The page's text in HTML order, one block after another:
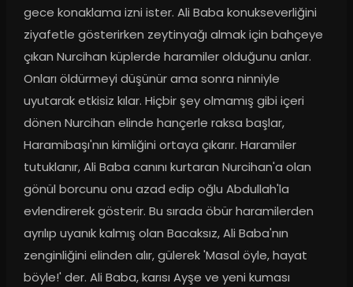
gece konaklama izni ister. Ali Baba konukseverliğini
ziyafetle gösterirken zeytinyağı almak için bahçeye
çıkan Nurcihan küplerde haramiler olduğunu anlar.
Onları öldürmeyi düşünür ama sonra ninniyle
uyutarak etkisiz kılar. Hiçbir şey olmamış gibi içeri
dönen Nurcihan elinde hançerle raksa başlar,
Haramibaşı'nın kimliğini ortaya çıkarır. Haramiler
tutuklanır, Ali Baba canını kurtaran Nurcihan'a olan
gönül borcunu onu azad edip oğlu Abdullah'la
evlendirerek gösterir. Bu sırada öbür haramilerden
ayrılıp uyanık kalmış olan Bacaksız, Ali Baba'nın
zenginliğini elinden alır, gülerek 'Masal öyle, hayat
böyle!' der. Ali Baba, karısı Ayşe ve yeni kuması